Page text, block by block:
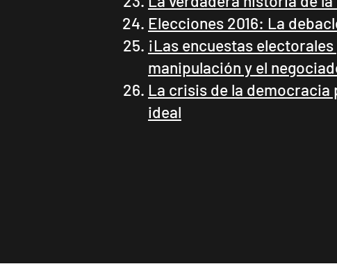
Elecciones 2016: La
¡Las encuestas
manipulación y el
La crisis de la democracia
ideal